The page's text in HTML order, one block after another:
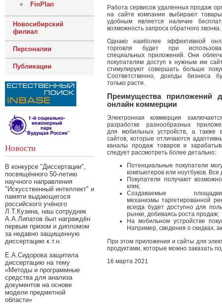
FinPlan
Новосибирский
филиал
Персоналии
Публикации
Новости
В конкурсе "Диссертации",
посвящённого 50-летию
научного направления
"Искусственный интеллект" и
памяти выдающегося
российского учёного
Л.Т.Кузина, наш сотрудник
А.А.Липатов был награждён
первым призом и дипломом
за недавно защищенную
диссертацию к.т.н.
Е.А.Сидорова защитила
диссертацию на тему
«Методы и программные
средства для анализа
документов на основе
модели предметной
области»
Работа сервисов удаленных продаж
на сайте компании выбирают
удобным является наличие
возможность запроса обратного звонка.
Однако наиболее эффективной
торговля будет при
специальных приложений. Они
покупателям доступ к нужным им
стимулируют совершать больше
Соответственно, доходы бизнеса
только расти.
Преимущества приложений
онлайн коммерции
Электронная коммерция
разработке разнообразных
для мобильных устройств, а также
сайтов, которые отличаются
каналы продаж товаров и
следует рассмотреть более детально:
Потенциальные покупатели
компьютеров или ноутбуков.
Покупатели получают
клик;
Создаваемые
механизмы таргетированной
всегда будет доступно для
рынке, добиваясь роста продаж;
На мобильном устройстве
Например, сведения о скидках,
При этом приложения и сайты для
продуктами, которые можно заказать
16 марта 2021